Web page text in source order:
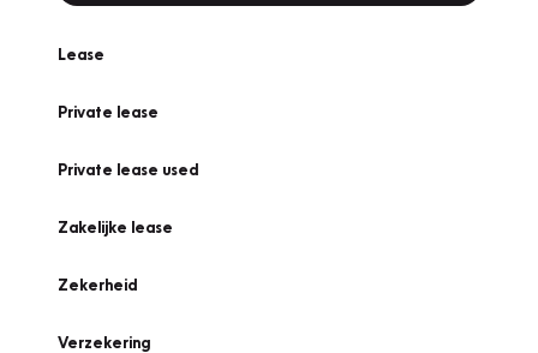
Lease
Private lease
Private lease used
Zakelijke lease
Zekerheid
Verzekering